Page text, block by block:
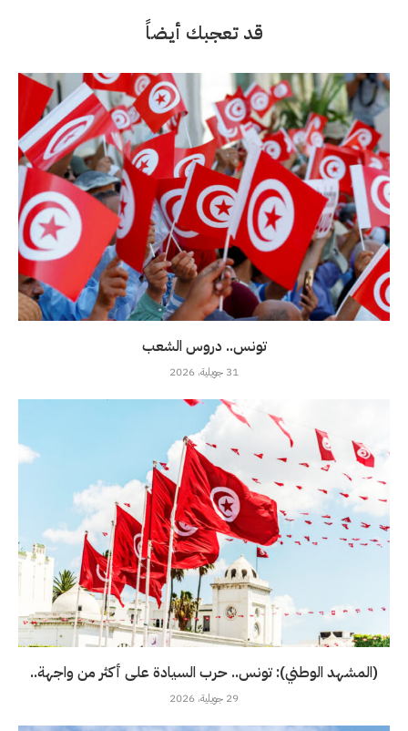
قد تعجبك أيضاً
تونس.. دروس الشعب
31 جويلية، 2026
(المشهد الوطني): تونس.. حرب السيادة على أكثر من واجهة..
29 جويلية، 2026